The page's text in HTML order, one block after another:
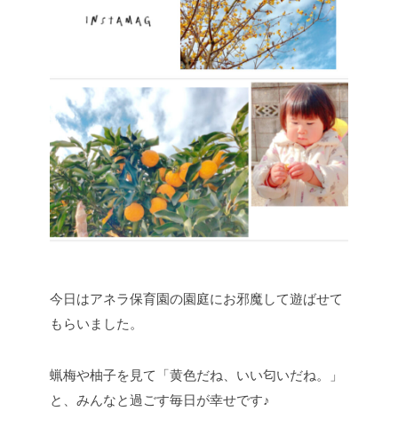
今日はアネラ保育園の園庭にお邪魔して遊ばせて
もらいました。
蝋梅や柚子を見て「黄色だね、いい匂いだね。」
と、みんなと過ごす毎日が幸せです♪